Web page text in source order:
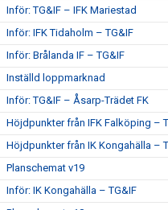
Inför: TG&IF – IFK Mariestad
Inför: IFK Tidaholm – TG&IF
Inför: Brålanda IF – TG&IF
Inställd loppmarknad
Inför: TG&IF – Åsarp-Trädet FK
Höjdpunkter från IFK Falköping –
Höjdpunkter från IK Kongahälla –
Planschemat v19
Inför: IK Kongahälla – TG&IF